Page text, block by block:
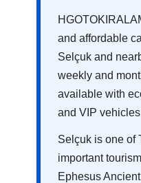
and affordable
Selçuk and
weekly and
available with
and VIP
Selçuk is one of
important
Ephesus